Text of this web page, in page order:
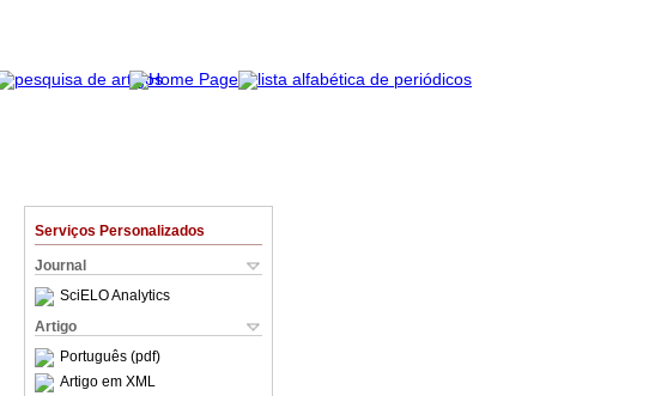
Serviços Personalizados
Journal
SciELO Analytics
Artigo
Português (pdf)
Artigo em XML